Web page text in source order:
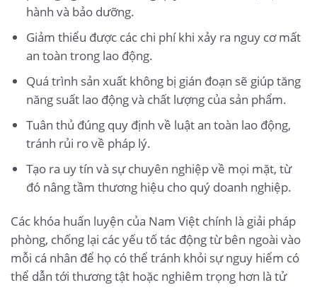
hành và bảo dưỡng.
Giảm thiểu được các chi phí khi xảy ra nguy cơ mất
an toàn trong lao động.
Quá trình sản xuất không bị gián đoạn sẽ giúp tăng
năng suất lao động và chất lượng của sản phẩm.
Tuân thủ đúng quy định về luật an toàn lao động,
tránh rủi ro về pháp lý.
Tạo ra uy tín và sự chuyên nghiệp về mọi mặt, từ
đó nâng tầm thương hiệu cho quý doanh nghiệp.
Các khóa huấn luyện của Nam Việt chính là giải pháp
phòng, chống lại các yếu tố tác động từ bên ngoài vào
mỗi cá nhân để họ có thể tránh khỏi sự nguy hiểm có
thể dẫn tới thương tật hoặc nghiêm trọng hơn là tử